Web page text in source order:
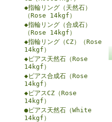
◆指輪リング（天然石）
（Rose 14kgf）
◆指輪リング（合成石）
（Rose 14kgf）
◆指輪リング（CZ）（Rose
14kgf）
◆ピアス天然石（Rose
14kgf）
◆ピアス合成石（Rose
14kgf）
◆ピアスCZ（Rose
14kgf）
●ピアス天然石（White
14kgf）